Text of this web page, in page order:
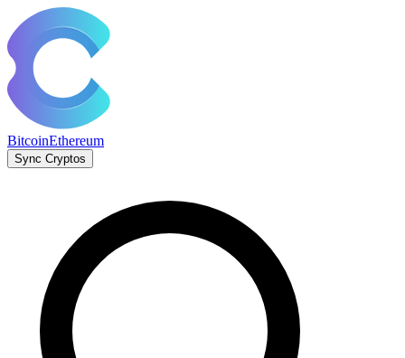
BitcoinEthereum
Sync Cryptos